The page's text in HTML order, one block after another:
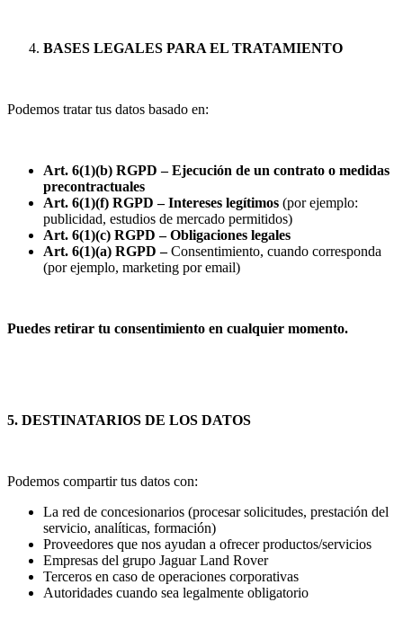
BASES LEGALES PARA EL TRATAMIENTO
Podemos tratar tus datos basado en:
Art. 6(1)(b) RGPD – Ejecución de un contrato o medidas
precontractuales
Art. 6(1)(f) RGPD – Intereses legítimos (por ejemplo:
publicidad, estudios de mercado permitidos)
Art. 6(1)(c) RGPD – Obligaciones legales
Art. 6(1)(a) RGPD –Consentimiento, cuando corresponda
(por ejemplo, marketing por email)
Puedes retirar tu consentimiento en cualquier momento.
5. DESTINATARIOS DE LOS DATOS
Podemos compartir tus datos con:
La red de concesionarios (procesar solicitudes, prestación del
servicio, analíticas, formación)
Proveedores que nos ayudan a ofrecer productos/servicios
Empresas del grupo Jaguar Land Rover
Terceros en caso de operaciones corporativas
Autoridades cuando sea legalmente obligatorio